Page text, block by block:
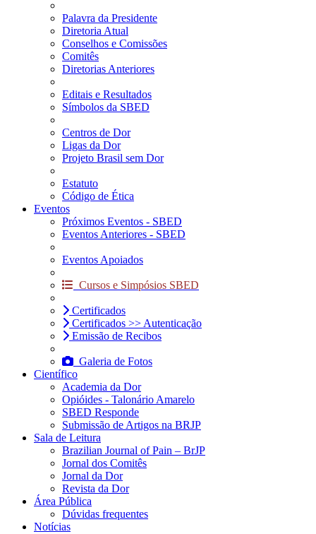
Palavra da Presidente
Diretoria Atual
Conselhos e Comissões
Comitês
Diretorias Anteriores
Editais e Resultados
Símbolos da SBED
Centros de Dor
Ligas da Dor
Projeto Brasil sem Dor
Estatuto
Código de Ética
Eventos
Próximos Eventos - SBED
Eventos Anteriores - SBED
Eventos Apoiados
Cursos e Simpósios SBED
Certificados
Certificados >> Autenticação
Emissão de Recibos
Galeria de Fotos
Científico
Academia da Dor
Opióides - Talonário Amarelo
SBED Responde
Submissão de Artigos na BRJP
Sala de Leitura
Brazilian Journal of Pain – BrJP
Jornal dos Comitês
Jornal da Dor
Revista da Dor
Área Pública
Dúvidas frequentes
Notícias